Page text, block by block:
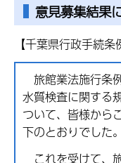
意見募集結果
【千葉県行政手続
旅館業法施行条
水質検査に関する
ついて、皆様から
下のとおりでした。
これを受けて、